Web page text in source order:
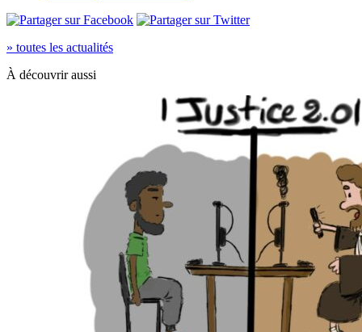
» toutes les actualités
À découvrir aussi